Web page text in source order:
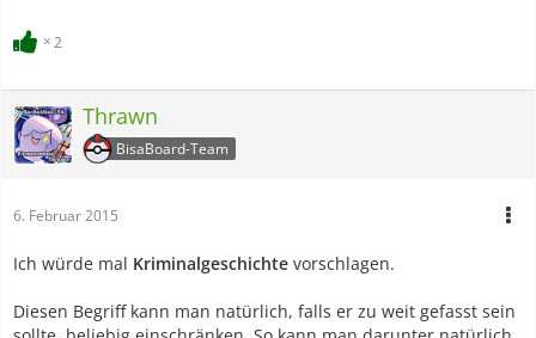
2
Thrawn
BisaBoard-Team
6. Februar 2015
Ich würde mal Kriminalgeschichte vorschlagen.
Diesen Begriff kann man natürlich, falls er zu weit gefasst sein